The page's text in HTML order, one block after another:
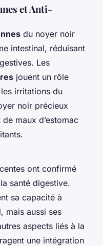
et Anti-
du noyer noir
intestinal, réduisant
Les
jouent un rôle
irritations du
noir précieux
maux d’estomac
ont confirmé
santé digestive.
sa capacité à
mais aussi ses
aspects liés à la
une intégration